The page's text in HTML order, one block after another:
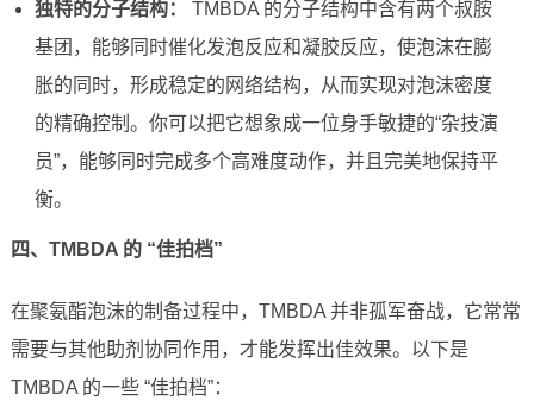
独特的分子结构：
TMBDA 的分子结构中含有两个叔胺
基团，能够同时催化发泡反应和凝胶反应，使泡沫在膨
胀的同时，形成稳定的网络结构，从而实现对泡沫密度
的精确控制。你可以把它想象成一位身手敏捷的“杂技演
员”，能够同时完成多个高难度动作，并且完美地保持平
衡。
四、TMBDA 的 “佳拍档”
在聚氨酯泡沫的制备过程中，TMBDA 并非孤军奋战，它常常
需要与其他助剂协同作用，才能发挥出佳效果。以下是
TMBDA 的一些 “佳拍档”：